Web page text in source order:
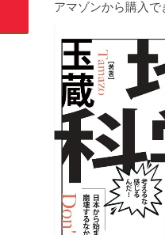
アマゾンから購入で